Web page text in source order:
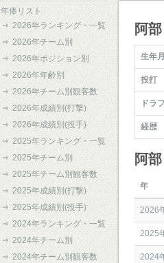
年俸リスト
2026年ランキング・一覧
2026年チーム別
2026年ポジション別
2026年年齢別
2026年チーム別観客数
2026年成績別(打撃)
2026年成績別(投手)
2025年ランキング・一覧
2025年チーム別
2025年チーム別観客数
2025年成績別(打撃)
2025年成績別(投手)
2024年ランキング・一覧
2024年チーム別
2024年チーム別観客数
阿
生年
投打
ドラ
経歴
阿
年
2026
2025
2024